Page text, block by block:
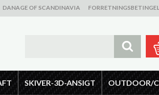
DANAGE OF SCANDINAVIA
SKIVER-3D-ANSIGT OUTDOOR/